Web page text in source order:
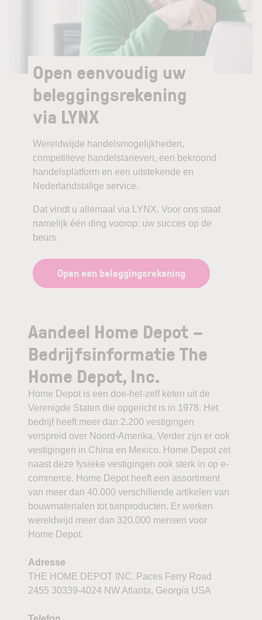
Open eenvoudig uw
beleggingsrekening
via LYNX
Wereldwijde handelsmogelijkheden,
competitieve handelstarieven, een bekroond
handelsplatform en een uitstekende en
Nederlandstalige service.
Dat vindt u allemaal via LYNX. Voor ons staat
namelijk één ding voorop: uw succes op de
beurs.
Open een beleggingsrekening
Aandeel Home Depot –
Bedrijfsinformatie The
Home Depot, Inc.
Home Depot is een doe-het-zelf keten uit de
Verenigde Staten die opgericht is in 1978. Het
bedrijf heeft meer dan 2.200 vestigingen
verspreid over Noord-Amerika. Verder zijn er ook
vestigingen in China en Mexico. Home Depot zet
naast deze fysieke vestigingen ook sterk in op e-
commerce. Home Depot heeft een assortiment
van meer dan 40.000 verschillende artikelen van
bouwmaterialen tot tuinproducten. Er werken
wereldwijd meer dan 320.000 mensen voor
Home Depot.
Adresse
THE HOME DEPOT INC. Paces Ferry Road
2455 30339-4024 NW Atlanta, Georgia USA